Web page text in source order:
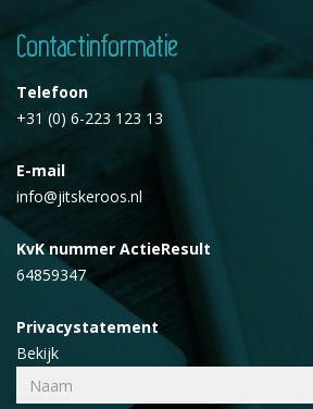
Contactinformatie
Telefoon
+31 (0) 6-223 123 13
E-mail
info@jitskeroos.nl
KvK nummer ActieResult
64859347
Privacystatement
Bekijk